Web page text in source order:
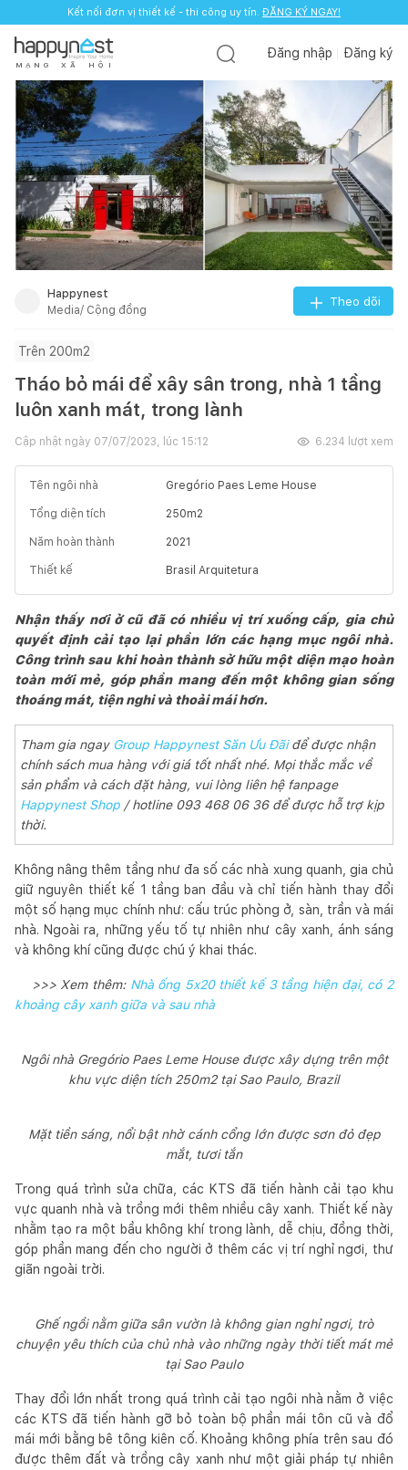
Kết nối đơn vị thiết kế - thi công uy tín. ĐĂNG KÝ NGAY!
M Ạ N G X Ã H Ộ I
Đăng nhập Đăng ký
Happynest
Media/ Cộng đồng
Theo dõi
Trên 200m2
Tháo bỏ mái để xây sân trong, nhà 1 tầng
luôn xanh mát, trong lành
Cập nhật ngày 07/07/2023, lúc 15:12 6.234 lượt xem
Tên ngôi nhà Gregório Paes Leme House
Tổng diện tích 250m2
Năm hoàn thành 2021
Thiết kế Brasil Arquitetura
Nhận thấy nơi ở cũ đã có nhiều vị trí xuống cấp, gia chủ
quyết định cải tạo lại phần lớn các hạng mục ngôi nhà.
Công trình sau khi hoàn thành sở hữu một diện mạo hoàn
toàn mới mẻ, góp phần mang đến một không gian sống
thoáng mát, tiện nghi và thoải mái hơn.
Tham gia ngay Group Happynest Săn Ưu Đãiđể được nhận
chính sách mua hàng với giá tốt nhất nhé. Mọi thắc mắc về
sản phẩm và cách đặt hàng, vui lòng liên hệ fanpage
Happynest Shop / hotline 093 468 06 36 để được hỗ trợ kịp
thời.
Không nâng thêm tầng như đa số các nhà xung quanh, gia chủ
giữ nguyên thiết kế 1 tầng ban đầu và chỉ tiến hành thay đổi
một số hạng mục chính như: cấu trúc phòng ở, sàn, trần và mái
nhà. Ngoài ra, những yếu tố tự nhiên như cây xanh, ánh sáng
và không khí cũng được chú ý khai thác.
>>> Xem thêm: Nhà ống 5x20 thiết kế 3 tầng hiện đại, có 2
khoảng cây xanh giữa và sau nhà
Ngôi nhà Gregório Paes Leme House được xây dựng trên một
khu vực diện tích 250m2 tại Sao Paulo, Brazil
Mặt tiền sáng, nổi bật nhờ cánh cổng lớn được sơn đỏ đẹp
mắt, tươi tắn
Trong quá trình sửa chữa, các KTS đã tiến hành cải tạo khu
vực quanh nhà và trồng mới thêm nhiều cây xanh. Thiết kế này
nhằm tạo ra một bầu không khí trong lành, dễ chịu, đồng thời,
góp phần mang đến cho người ở thêm các vị trí nghỉ ngơi, thư
giãn ngoài trời.
Ghế ngồi nằm giữa sân vườn là không gian nghỉ ngơi, trò
chuyện yêu thích của chủ nhà vào những ngày thời tiết mát mẻ
tại Sao Paulo
Thay đổi lớn nhất trong quá trình cải tạo ngôi nhà nằm ở việc
các KTS đã tiến hành gỡ bỏ toàn bộ phần mái tôn cũ và đổ
mái mới bằng bê tông kiên cố. Khoảng không phía trên sau đó
được thêm đất và trồng cây xanh như một giải pháp tự nhiên